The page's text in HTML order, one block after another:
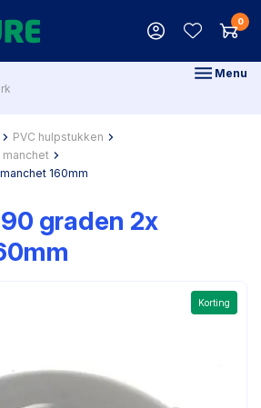
0
Menu
PVC hulpstukken
manchet
160mm
graden 2x
Korting